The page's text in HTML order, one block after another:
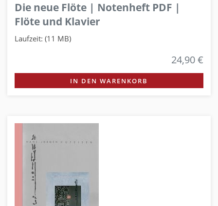
Die neue Flöte | Notenheft PDF |
Flöte und Klavier
Laufzeit: (11 MB)
24,90 €
IN DEN WARENKORB